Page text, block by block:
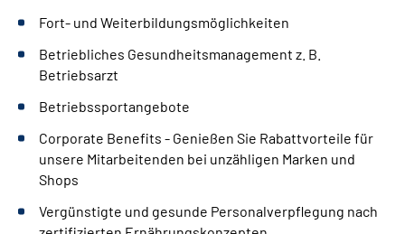
Fort- und Weiterbildungsmöglichkeiten
Betriebliches Gesundheitsmanagement z. B.
Betriebsarzt
Betriebssportangebote
Corporate Benefits - Genießen Sie Rabattvorteile für
unsere Mitarbeitenden bei unzähligen Marken und
Shops
Vergünstigte und gesunde Personalverpflegung nach